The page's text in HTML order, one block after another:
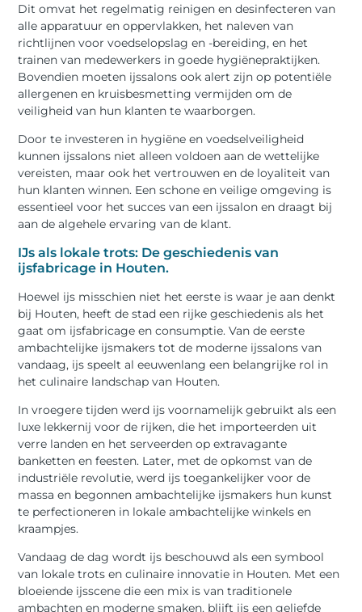
Dit omvat het regelmatig reinigen en desinfecteren van
alle apparatuur en oppervlakken, het naleven van
richtlijnen voor voedselopslag en -bereiding, en het
trainen van medewerkers in goede hygiënepraktijken.
Bovendien moeten ijssalons ook alert zijn op potentiële
allergenen en kruisbesmetting vermijden om de
veiligheid van hun klanten te waarborgen.
Door te investeren in hygiëne en voedselveiligheid
kunnen ijssalons niet alleen voldoen aan de wettelijke
vereisten, maar ook het vertrouwen en de loyaliteit van
hun klanten winnen. Een schone en veilige omgeving is
essentieel voor het succes van een ijssalon en draagt bij
aan de algehele ervaring van de klant.
IJs als lokale trots: De geschiedenis van
ijsfabricage in Houten.
Hoewel ijs misschien niet het eerste is waar je aan denkt
bij Houten, heeft de stad een rijke geschiedenis als het
gaat om ijsfabricage en consumptie. Van de eerste
ambachtelijke ijsmakers tot de moderne ijssalons van
vandaag, ijs speelt al eeuwenlang een belangrijke rol in
het culinaire landschap van Houten.
In vroegere tijden werd ijs voornamelijk gebruikt als een
luxe lekkernij voor de rijken, die het importeerden uit
verre landen en het serveerden op extravagante
banketten en feesten. Later, met de opkomst van de
industriële revolutie, werd ijs toegankelijker voor de
massa en begonnen ambachtelijke ijsmakers hun kunst
te perfectioneren in lokale ambachtelijke winkels en
kraampjes.
Vandaag de dag wordt ijs beschouwd als een symbool
van lokale trots en culinaire innovatie in Houten. Met een
bloeiende ijsscene die een mix is van traditionele
ambachten en moderne smaken, blijft ijs een geliefde